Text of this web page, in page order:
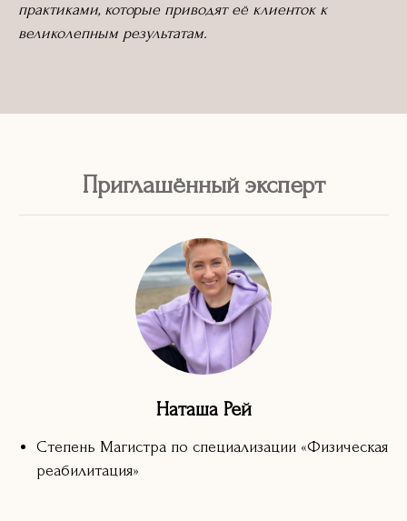
практиками, которые приводят её клиенток к
великолепным результатам.
Приглашённый эксперт
Наташа Рей
Степень Магистра по специализации «Физическая
реабилитация»